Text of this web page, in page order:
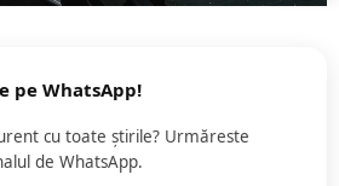
pe WhatsApp!
cu toate știrile? Urmăreste
de WhatsApp.